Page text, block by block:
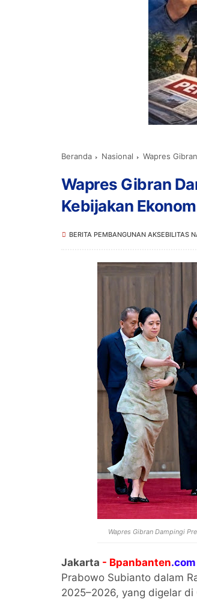
Beranda Nasional Wapres Gibran
Wapres Gibran
Kebijakan
BERITA PEMBANGUNAN AKSEBILITAS
Wapres Gibran Dampingi
Jakarta - Bpanbanten.com
Prabowo Subianto dalam
2025–2026, yang digelar